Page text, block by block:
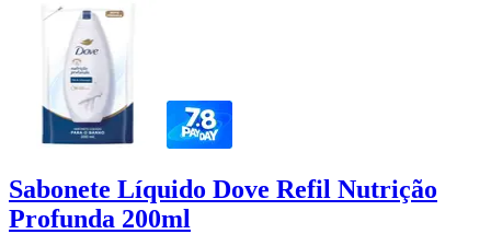
Sabonete Líquido Dove Refil Nutrição
Profunda 200ml